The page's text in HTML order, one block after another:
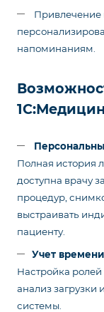
Привлечение
напоминаниям.
Полная история
доступна врачу
процедур,
выстраивать
пациенту.
Учет
Настройка ролей
анализ загрузки
системы.